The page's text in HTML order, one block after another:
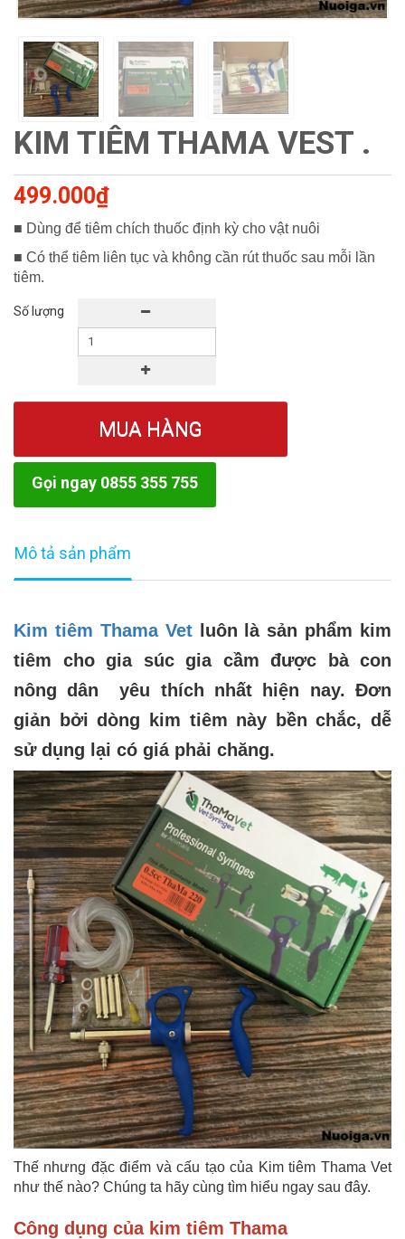
KIM TIÊM THAMA VEST .
499.000₫
■ Dùng để tiêm chích thuốc định kỳ cho vật nuôi
■ Có thể tiêm liên tục và không cần rút thuốc sau mỗi lần
tiêm.
Số lượng
MUA HÀNG
Gọi ngay 0855 355 755
Mô tả sản phẩm
Kim tiêm Thama Vetluôn là sản phẩm kim
tiêm cho gia súc gia cầm được bà con
nông dân yêu thích nhất hiện nay. Đơn
giản bởi dòng kim tiêm này bền chắc, dễ
sử dụng lại có giá phải chăng.
Thế nhưng đặc điểm và cấu tạo của Kim tiêm Thama Vet
như thế nào? Chúng ta hãy cùng tìm hiểu ngay sau đây.
Công dụng của kim tiêm Thama